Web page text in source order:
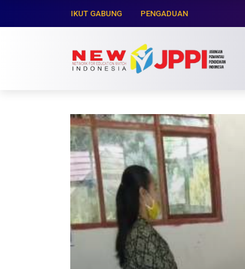
IKUT GABUNG PENGADUAN